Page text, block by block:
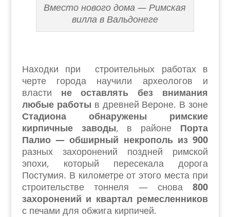
Вместо нового дома — Римская
вилла в Вальдонеге
Находки при строительных работах в
черте города научили археологов и
власти не оставлять без внимания
любые работы в древней Вероне. В зоне
Стадиона обнаружены римские
кирпичные заводы, в районе Порта
Палио — обширный некрополь из 900
разных захоронений поздней римской
эпохи, который пересекала дорога
Постумия. В километре от этого места при
строительстве тоннеля — снова800
захоронений и квартал ремесленников
с печами для обжига кирпичей.